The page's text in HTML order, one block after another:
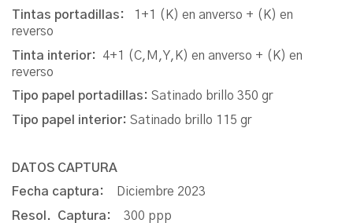
Tintas portadillas:
1+1 (K) en anverso + (K) en
reverso
Tinta interior: 4+1 (C,M,Y,K) en anverso + (K) en
reverso
Tipo papel portadillas: Satinado brillo 350 gr
Tipo papel interior: Satinado brillo 115 gr
DATOS CAPTURA
Fecha captura:
Diciembre 2023
Resol. Captura: 300 ppp